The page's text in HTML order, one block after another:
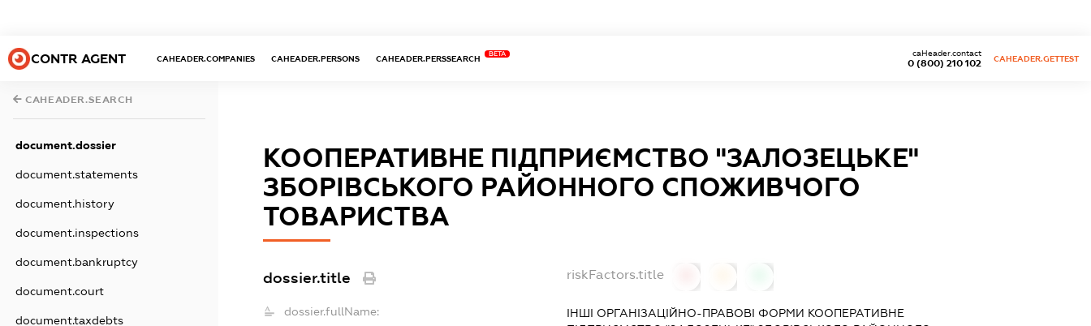
CONTR AGENT CAHEADER.COMPANIES CAHEADER.PERSONS CAHEADER.PERSSEARCH
BETA
0 (800) 210 102
caHeader.contact
CAHEADER.GETTEST
CAHEADER.SEARCH
document.dossier
document.statements
document.history
document.inspections
document.bankruptcy
document.court
document.taxdebts
КООПЕРАТИВНЕ ПІДПРИЄМСТВО "ЗАЛОЗЕЦЬКЕ"
ЗБОРІВСЬКОГО РАЙОННОГО СПОЖИВЧОГО
ТОВАРИСТВА
dossier.title riskFactors.title
dossier.fullName:
ІНШІ ОРГАНІЗАЦІЙНО-ПРАВОВІ ФОРМИ КООПЕРАТИВНЕ